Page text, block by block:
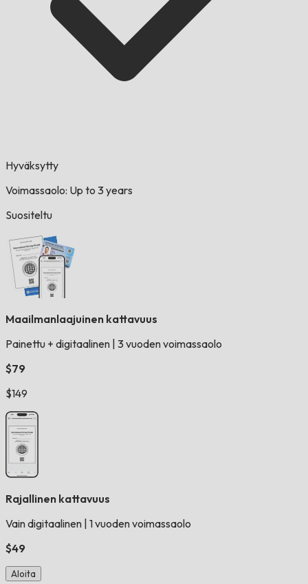
Hyväksytty
Voimassaolo: Up to 3 years
Suositeltu
Maailmanlaajuinen kattavuus
Painettu + digitaalinen 3 vuoden voimassaolo
$79
$149
Rajallinen kattavuus
Vain digitaalinen 1 vuoden voimassaolo
$49
Aloita